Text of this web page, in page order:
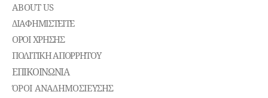
ABOUT US
ΔΙΑΦΗΜΙΣΤΕΊΤΕ
ΌΡΟΙ ΧΡΉΣΗΣ
ΠΟΛΙΤΙΚΉ ΑΠΟΡΡΉΤΟΥ
ΕΠΙΚΟΙΝΩΝΊΑ
ΌΡΟΙ ΑΝΑΔΗΜΟΣΙΕΥΣΗΣ